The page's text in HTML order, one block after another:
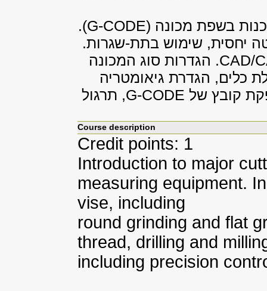
בשפת מכונה (G-CODE
).
יחסית, שימוש בתת-שגרות.
CAD/. הגדרות סוג המכונה
כלים, הגדרת גיאומטריה
קובץ של G-CODE, תרגול
Course description
Credit points: 1
Introduction to major
measuring equipment.
vise, including
round grinding and flat
thread, drilling and
including precision